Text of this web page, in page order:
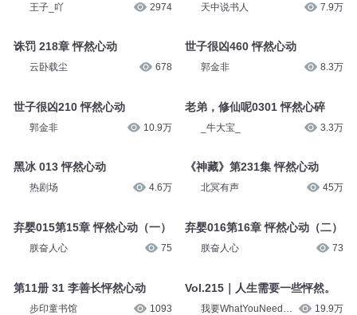
王子_吖 2974
诛罚 218章 怦然心动
云卧载尘 678
世子很凶210 怦然心动
郭金非 10.9万
黑冰 013 怦然心动
热剧场 4.6万
弃婴015第15章 怦然心动（一）
朕奋人心 75
第11册 31 李善长怦然心动
步印童书馆 1093
天中说书人 7.9万
世子很凶460 怦然心动
郭金非 8.3万
老弟，修仙呢0301 怦然心碎
_牛大宝_ 3.3万
《神藏》第231集 怦然心动
北冥有声 45万
弃婴016第16章 怦然心动（二）
朕奋人心 73
Vol.215｜人生需要一些怦然。
我要WhatYouNeed播
19.9万